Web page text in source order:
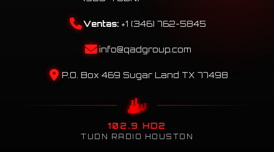
Ventas: +1 (346) 762-5845
info@qadgroup.com
P.O. Box 469 Sugar Land TX 77498
102.9 HD2
TUDN RADIO HOUSTON